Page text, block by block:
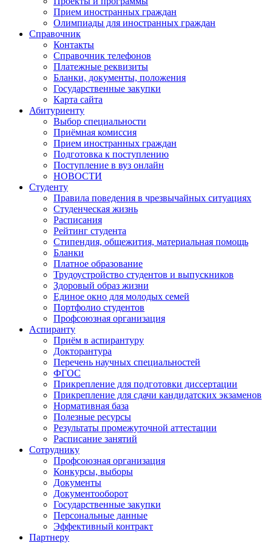
Прием иностранных граждан
Олимпиады для иностранных граждан
Справочник
Контакты
Справочник телефонов
Платежные реквизиты
Бланки, документы, положения
Государственные закупки
Карта сайта
Абитуриенту
Выбор специальности
Приёмная комиссия
Прием иностранных граждан
Подготовка к поступлению
Поступление в вуз онлайн
НОВОСТИ
Студенту
Правила поведения в чрезвычайных ситуациях
Студенческая жизнь
Расписания
Рейтинг студента
Стипендия, общежития, материальная помощь
Бланки
Платное образование
Трудоустройство студентов и выпускников
Здоровый образ жизни
Единое окно для молодых семей
Портфолио студентов
Профсоюзная организация
Аспиранту
Приём в аспирантуру
Докторантура
Перечень научных специальностей
ФГОС
Прикрепление для подготовки диссертации
Прикрепление для сдачи кандидатских экзаменов
Нормативная база
Полезные ресурсы
Результаты промежуточной аттестации
Расписание занятий
Сотруднику
Профсоюзная организация
Конкурсы, выборы
Документы
Документооборот
Государственные закупки
Персональные данные
Эффективный контракт
Партнеру